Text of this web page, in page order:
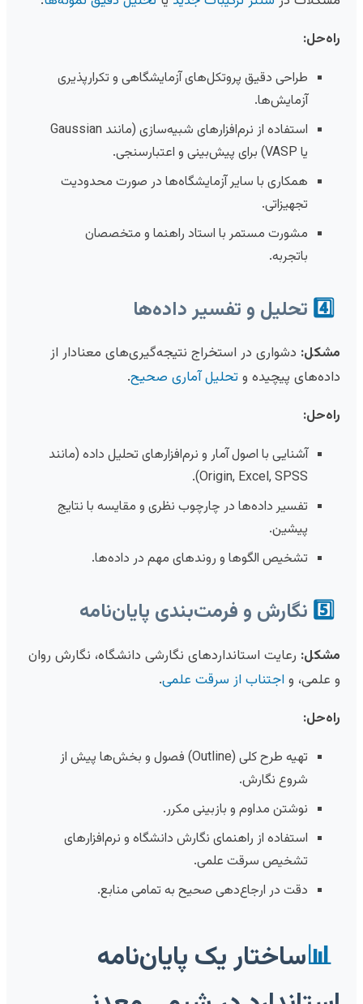
راه‌حل:
طراحی دقیق پروتکل‌های آزمایشگاهی و تکرارپذیری
آزمایش‌ها.
استفاده از نرم‌افزارهای شبیه‌سازی (مانند Gaussian
یا VASP) برای پیش‌بینی و اعتبارسنجی.
همکاری با سایر آزمایشگاه‌ها در صورت محدودیت
تجهیزاتی.
مشورت مستمر با استاد راهنما و متخصصان
باتجربه.
4️⃣ تحلیل و تفسیر داده‌ها
مشکل: دشواری در استخراج نتیجه‌گیری‌های معنادار از
داده‌های پیچیده وتحلیل آماری صحیح.
راه‌حل:
آشنایی با اصول آمار و نرم‌افزارهای تحلیل داده (مانند
Origin, Excel, SPSS).
تفسیر داده‌ها در چارچوب نظری و مقایسه با نتایج
پیشین.
تشخیص الگوها و روندهای مهم در داده‌ها.
5️⃣ نگارش و فرمت‌بندی پایان‌نامه
مشکل: رعایت استانداردهای نگارشی دانشگاه، نگارش روان
و علمی، واجتناب از سرقت علمی.
راه‌حل:
تهیه طرح کلی (Outline) فصول و بخش‌ها پیش از
شروع نگارش.
نوشتن مداوم و بازبینی مکرر.
استفاده از راهنمای نگارش دانشگاه و نرم‌افزارهای
تشخیص سرقت علمی.
دقت در ارجاع‌دهی صحیح به تمامی منابع.
📊ساختار یک پایان‌نامه